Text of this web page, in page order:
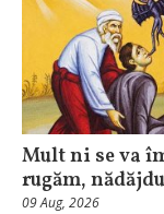
Mult ni se va
rugăm,
09 Aug, 2026